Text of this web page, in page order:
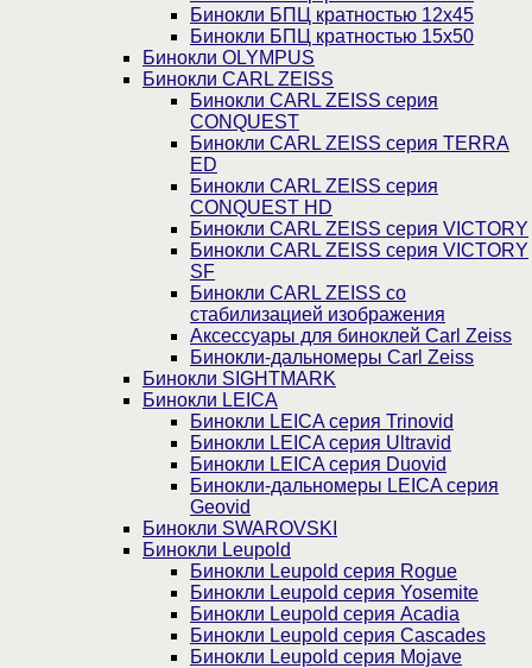
Бинокли БПЦ кратностью 12х45
Бинокли БПЦ кратностью 15х50
Бинокли OLYMPUS
Бинокли CARL ZEISS
Бинокли CARL ZEISS серия
CONQUEST
Бинокли CARL ZEISS серия TERRA
ED
Бинокли CARL ZEISS серия
CONQUEST HD
Бинокли CARL ZEISS серия VICTORY
Бинокли CARL ZEISS серия VICTORY
SF
Бинокли CARL ZEISS со
стабилизацией изображения
Аксессуары для биноклей Carl Zeiss
Бинокли-дальномеры Carl Zeiss
Бинокли SIGHTMARK
Бинокли LEICA
Бинокли LEICA серия Trinovid
Бинокли LEICA серия Ultravid
Бинокли LEICA серия Duovid
Бинокли-дальномеры LEICA серия
Geovid
Бинокли SWAROVSKI
Бинокли Leupold
Бинокли Leupold серия Rogue
Бинокли Leupold серия Yosemite
Бинокли Leupold серия Acadia
Бинокли Leupold серия Cascades
Бинокли Leupold серия Mojave